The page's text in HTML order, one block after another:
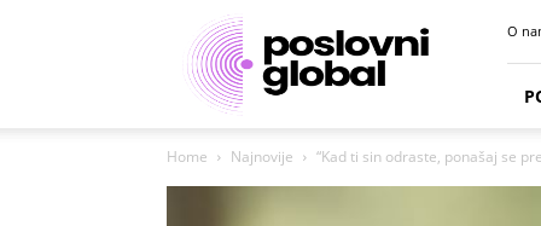
Poslovni
portal
O
Home Najnovije “Kad ti sin odraste, ponašaj se